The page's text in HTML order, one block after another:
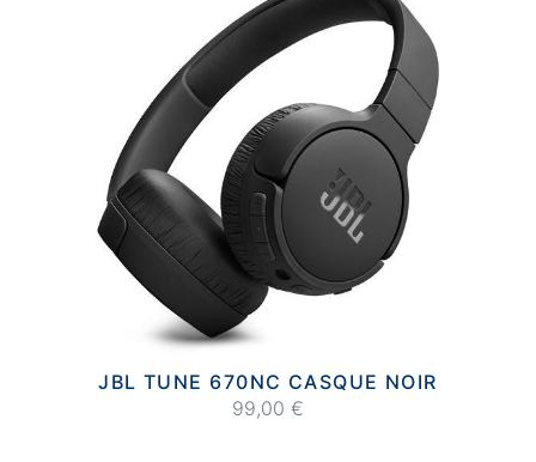
JBL TUNE 670NC CASQUE NOIR
99,00 €